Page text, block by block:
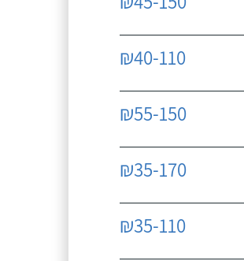
₪40-110
₪55-150
₪35-170
₪35-110